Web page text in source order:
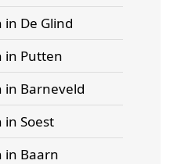
De Glind
in Putten
Barneveld
Soest
in Baarn